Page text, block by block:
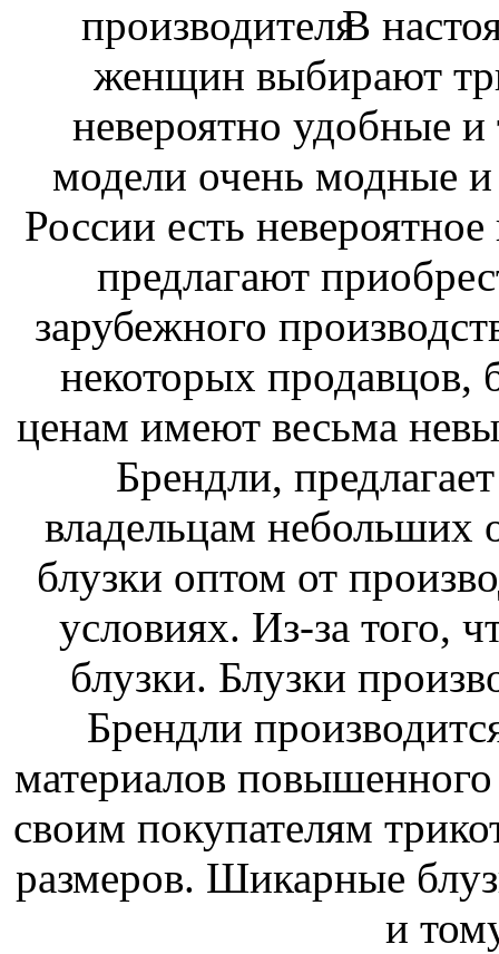
В
женщин выбирают
невероятно удобные
модели очень модные
России есть
предлагают
зарубежного
некоторых продавцов,
ценам имеют весьма
Брендли,
владельцам небольших
блузки оптом от
условиях. Из-за того,
блузки. Блузки
Брендли
материалов повышенного
своим покупателям
размеров. Шикарные
и